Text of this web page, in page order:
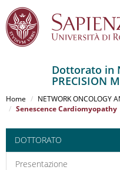
al
contenuto
Dottorato in
PRECISION
Home NETWORK ONCOLOGY
Senescence Cardiomyopathy
DOTTORATO
Presentazione